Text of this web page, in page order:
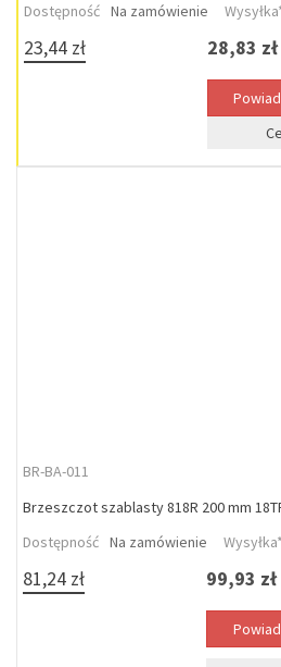
Dostępność Na zamówienie
23,44 zł 28,83 zł
BR-BA-011
Brzeszczot szablasty 818R 200 mm
Dostępność Na zamówienie
81,24 zł 99,93 zł